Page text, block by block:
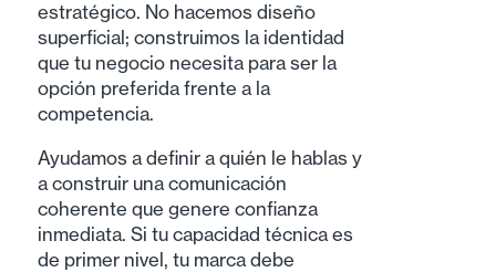
estratégico. No hacemos diseño
superficial; construimos la identidad
que tu negocio necesita para ser la
opción preferida frente a la
competencia.
Ayudamos a definir a quién le hablas y
a construir una comunicación
coherente que genere confianza
inmediata. Si tu capacidad técnica es
de primer nivel, tu marca debe